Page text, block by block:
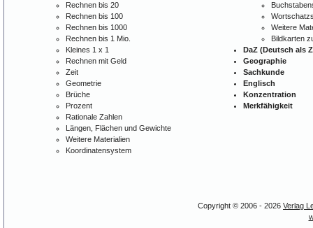
Rechnen bis 20
Rechnen bis 100
Rechnen bis 1000
Rechnen bis 1 Mio.
Kleines 1 x 1
Rechnen mit Geld
Zeit
Geometrie
Brüche
Prozent
Rationale Zahlen
Längen, Flächen und Gewichte
Weitere Materialien
Koordinatensystem
Weitere
Bildkarten
DaZ (Deutsch als
Geographie
Sachkunde
Englisch
Konzentration
Merkfähigkeit
Copyright © 2006 - 2026 Verlag